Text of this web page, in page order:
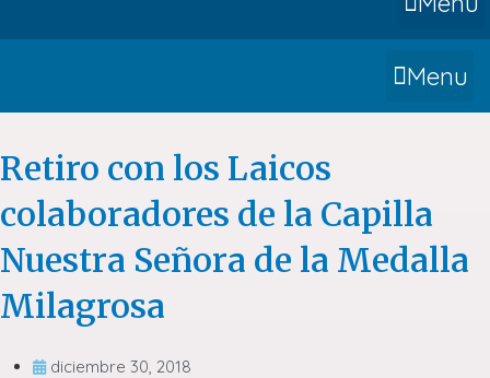
Menu
Retiro con los Laicos
colaboradores de la Capilla
Nuestra Señora de la Medalla
Milagrosa
diciembre 30, 2018